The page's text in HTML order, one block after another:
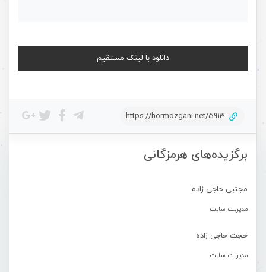
برگزیده‌های هرمزگانی
مجتبی حاجی زاده
مدیریت سایت
حجت حاجی زاده
مدیریت سایت
دانلود با لینک مستقیم
https://hormozgani.net/5913